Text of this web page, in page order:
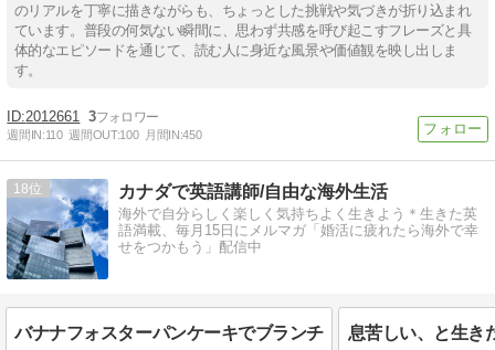
のリアルを丁寧に描きながらも、ちょっとした挑戦や気づきが折り込まれ
ています。普段の何気ない瞬間に、思わず共感を呼び起こすフレーズと具
体的なエピソードを通じて、読む人に身近な風景や価値観を映し出しま
す。
2012661 3
週間IN:110 週間OUT:100 月間IN:450
18 カナダで英語講師/自由な海外生活
海外で自分らしく楽しく気持ちよく生きよう＊生きた英
語満載、毎月15日にメルマガ「婚活に疲れたら海外で幸
せをつかもう」配信中
バナナフォスターパンケーキでブランチ 息苦しい、と生き